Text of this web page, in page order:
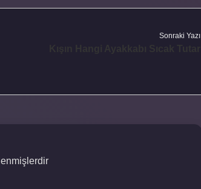
Sonraki Yazı